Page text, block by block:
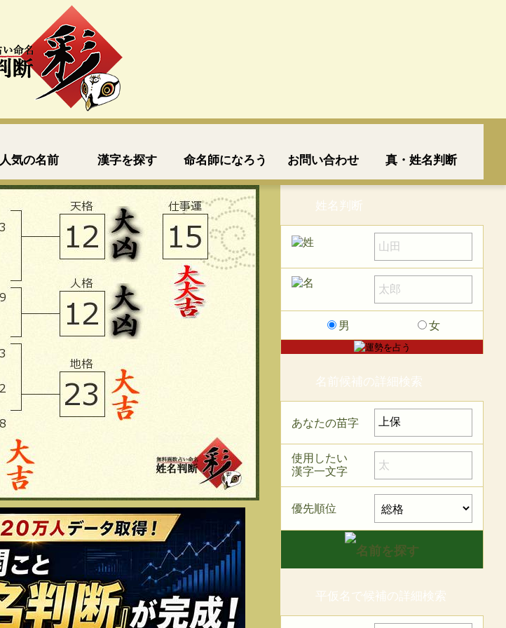
人気の名前 漢字を探す 命名師になろう お問い合わせ 真・姓名判断
姓名判断
男 女
名前候補の詳細検索
あなたの苗字
使用したい
漢字一文字
優先順位
平仮名で候補の詳細検索